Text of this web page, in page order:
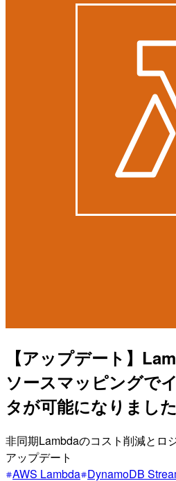
【アップデート】
ソースマッピングで
タが可能になりました
非同期Lambdaのコスト削減とロ
アップデート
AWS Lambda DynamoDB